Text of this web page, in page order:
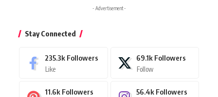
- Advertisement -
Stay Connected
235.3k Followers
Like
69.1k Followers
Follow
11.6k Followers 56.4k Followers